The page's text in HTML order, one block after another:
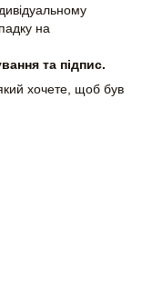
на
та підпис.
хочете, щоб був